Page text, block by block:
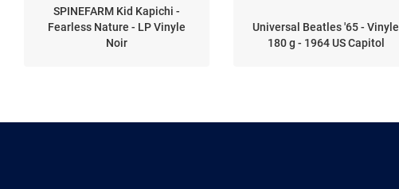
SPINEFARM Kid Kapichi -
Fearless Nature - LP Vinyle
Noir
Universal Beatles '65 - Vinyle
180 g - 1964 US Capitol